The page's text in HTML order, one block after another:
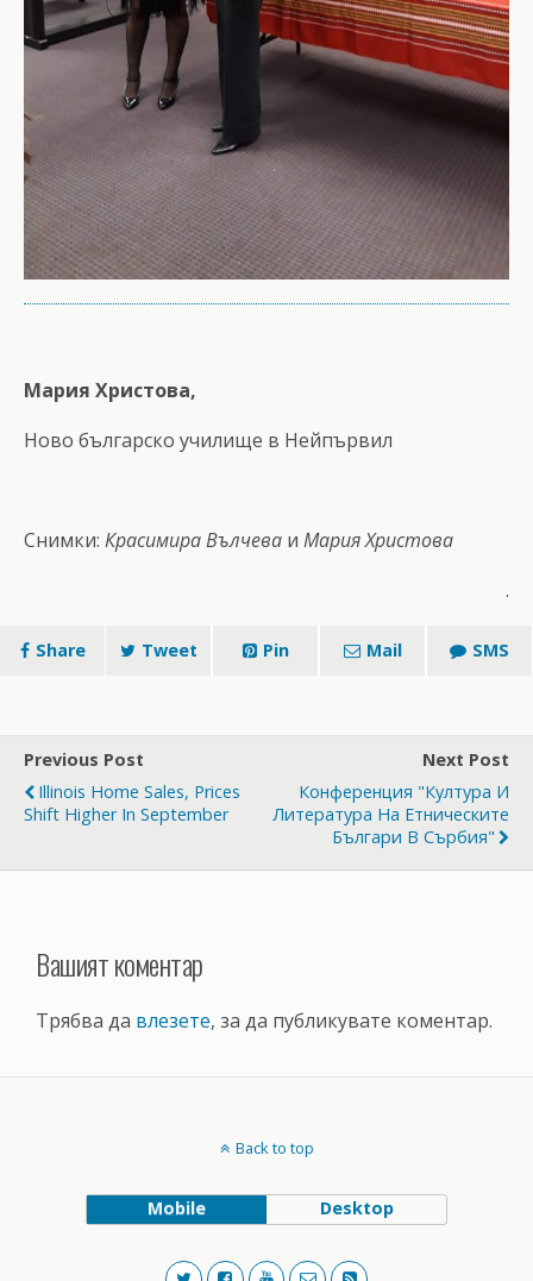
Мария Христова,
Ново българско училище в Нейпървил
Снимки: Красимира Вълчева и Мария Христова
.
Share Tweet Pin Mail SMS
Previous Post
Illinois Home Sales, Prices
Shift Higher In September
Next Post
Конференция "Култура И
Литература На Етническите
Българи В Сърбия"
Вашият коментар
Трябва да влезете, за да публикувате коментар.
Back to top
Mobile Desktop